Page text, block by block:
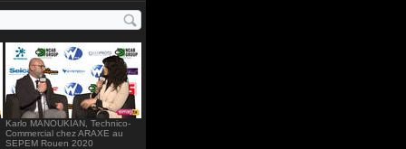
Karlo MANOUKIAN, Technico-
Commercial chez ARAXE au
SEPEM Rouen 2020